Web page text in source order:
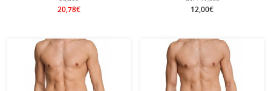
20,78€ 12,00€